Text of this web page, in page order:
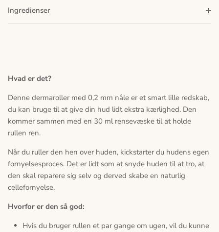
Ingredienser
Hvad er det?
Denne dermaroller med 0,2 mm nåle er et smart lille redskab,
du kan bruge til at give din hud lidt ekstra kærlighed. Den
kommer sammen med en 30 ml rensevæske til at holde
rullen ren.
Når du ruller den hen over huden, kickstarter du hudens egen
fornyelsesproces. Det er lidt som at snyde huden til at tro, at
den skal reparere sig selv og derved skabe en naturlig
cellefornyelse.
Hvorfor er den så god:
Hvis du bruger rullen et par gange om ugen, vil du kunne